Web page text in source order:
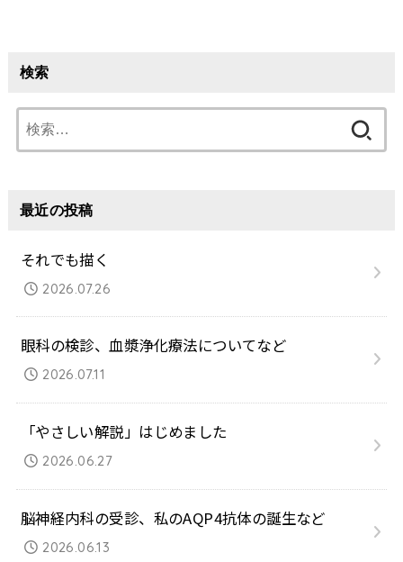
検索
索:
最近の投稿
それでも描く
2026.07.26
眼科の検診、血漿浄化療法についてなど
2026.07.11
「やさしい解説」はじめました
2026.06.27
脳神経内科の受診、私のAQP4抗体の誕生など
2026.06.13